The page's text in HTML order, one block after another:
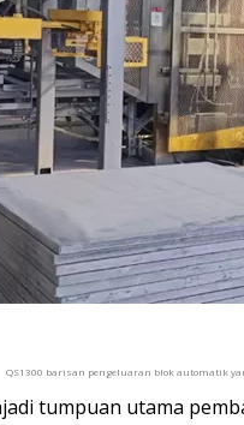
QS1300 barisan pengeluaran blok automatik
tumpuan utama